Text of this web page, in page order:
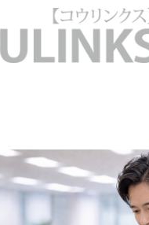
コ
ン
ン
プ